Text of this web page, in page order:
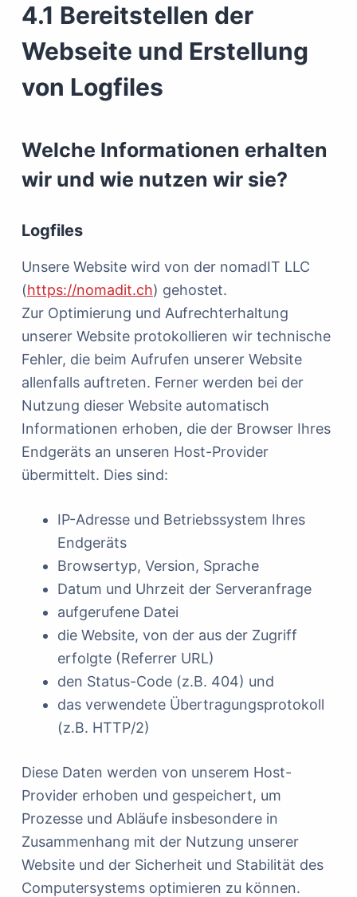
4.1 Bereitstellen der
Webseite und Erstellung
von Logfiles
Welche Informationen erhalten
wir und wie nutzen wir sie?
Logfiles
Unsere Website wird von der nomadIT LLC
(https://nomadit.ch) gehostet.
Zur Optimierung und Aufrechterhaltung
unserer Website protokollieren wir technische
Fehler, die beim Aufrufen unserer Website
allenfalls auftreten. Ferner werden bei der
Nutzung dieser Website automatisch
Informationen erhoben, die der Browser Ihres
Endgeräts an unseren Host-Provider
übermittelt. Dies sind:
IP-Adresse und Betriebssystem Ihres
Endgeräts
Browsertyp, Version, Sprache
Datum und Uhrzeit der Serveranfrage
aufgerufene Datei
die Website, von der aus der Zugriff
erfolgte (Referrer URL)
den Status-Code (z.B. 404) und
das verwendete Übertragungsprotokoll
(z.B. HTTP/2)
Diese Daten werden von unserem Host-
Provider erhoben und gespeichert, um
Prozesse und Abläufe insbesondere in
Zusammenhang mit der Nutzung unserer
Website und der Sicherheit und Stabilität des
Computersystems optimieren zu können.